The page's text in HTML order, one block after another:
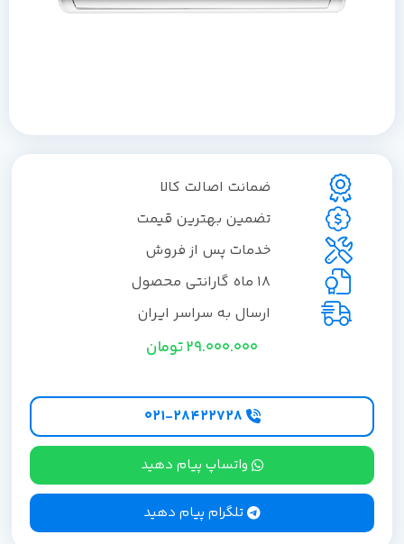
ضمانت اصالت کالا
تضمین بهترین قیمت
خدمات پس از فروش
ارسال به سراسر ایران
29.000.000تومان
واتساپ پیام دهید
تلگرام پیام دهید